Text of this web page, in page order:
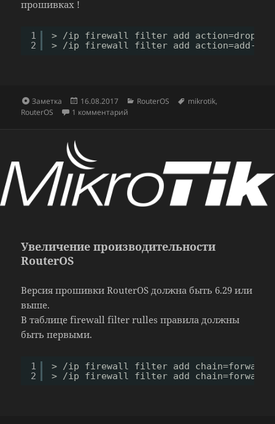
прошивках !
1
2
> /ip
firewall filter add action=drop
> /ip firewall filter add action=add-
Формат
Заметка Опубликовано
16.08.2017 Рубрики
RouterOS Метки
mikrotik,
RouterOS
1 комментарий
Увеличение производительности
RouterOS
Версия прошивки RouterOS должна быть 6.29 или
выше.
В таблице firewall filter rulles правила должны
быть первыми.
1
2
> /ip
firewall filter add chain=forward
> /ip firewall filter add chain=forward